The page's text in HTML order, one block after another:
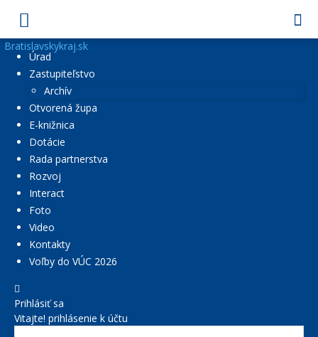
Bratislavskykraj.sk
Úrad
Zastupiteľstvo
Archív
Otvorená župa
E-knižnica
Dotácie
Rada partnerstva
Rozvoj
Interact
Foto
Video
Kontakty
Voľby do VÚC 2026
Prihlásiť sa
Vitajte! prihlásenie k účtu